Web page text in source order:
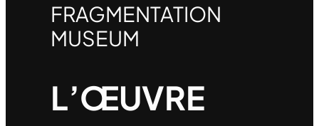
FRAGMENTATION
MUSEUM
L’ŒUVRE